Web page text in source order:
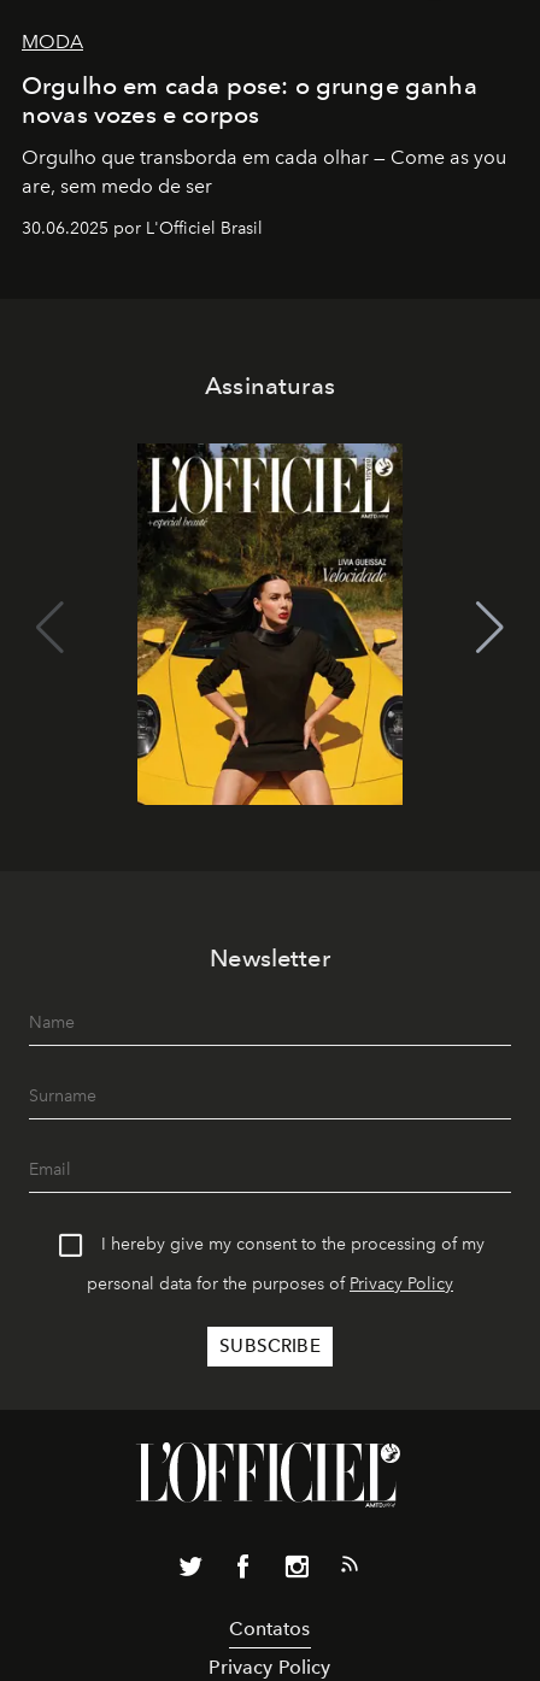
MODA
Orgulho em cada pose: o grunge ganha
novas vozes e corpos
Orgulho que transborda em cada olhar — Come as you
are, sem medo de ser
30.06.2025 por L'Officiel Brasil
Assinaturas
Newsletter
I hereby give my consent to the processing of my
personal data for the purposes of Privacy Policy
Contatos
Privacy Policy